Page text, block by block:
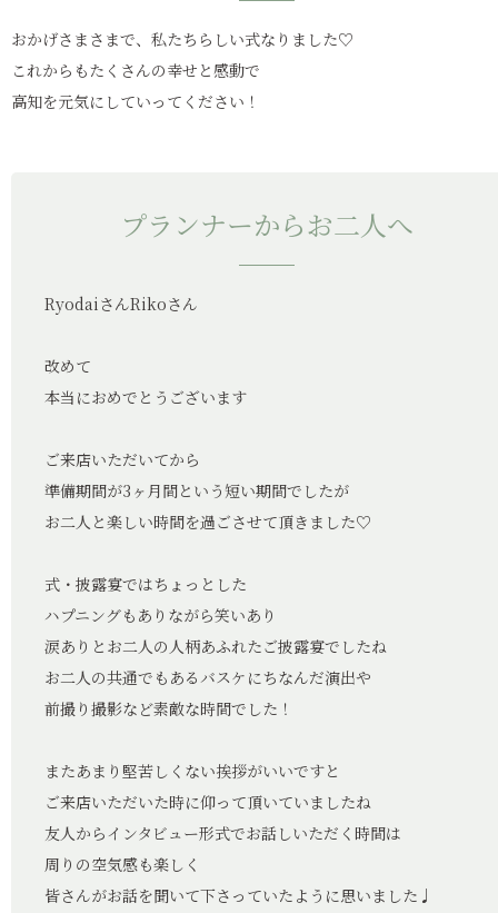
おかげさまさまで、私たちらしい式なりました♡
これからもたくさんの幸せと感動で
高知を元気にしていってください！
プランナーからお二人へ
RyodaiさんRikoさん
改めて
本当におめでとうございます
ご来店いただいてから
準備期間が3ヶ月間という短い期間でしたが
お二人と楽しい時間を過ごさせて頂きました♡
式・披露宴ではちょっとした
ハプニングもありながら笑いあり
涙ありとお二人の人柄あふれたご披露宴でしたね
お二人の共通でもあるバスケにちなんだ演出や
前撮り撮影など素敵な時間でした！
またあまり堅苦しくない挨拶がいいですと
ご来店いただいた時に仰って頂いていましたね
友人からインタビュー形式でお話しいただく時間は
周りの空気感も楽しく
皆さんがお話を聞いて下さっていたように思いました♩